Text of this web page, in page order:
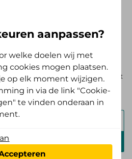
vanaf 18 jaar
voor de AV (Tand) Opstap of AV
voor de basisverzekering Zelf Bewust
Log in en
bekijk je persoonlijke
Bewust Polis
aanpassen?
welke doelen wij met
cookies mogen plaatsen.
op elk moment wijzigen.
in via de link "Cookie-
te vinden onderaan in